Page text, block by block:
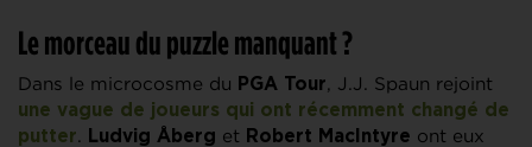
Le morceau du puzzle manquant ?
Dans le microcosme du PGA Tour, J.J. Spaun rejoint
une vague de joueurs qui ont récemment changé de
putter. Ludvig Åberg et Robert MacIntyre ont eux